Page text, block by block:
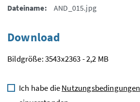
Dateiname:
AND_015.jpg
Download
Bildgröße: 3543x2363 - 2,2 MB
Ich habe dieNutzungsbedingungen